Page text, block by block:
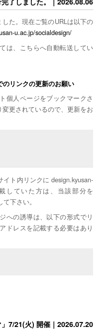
た。現在ご覧のURLは以下の
u.ac.jp/socialdesign/
は、こちらへ自動転送してい
リンクの更新のお願い
個人ページをブックマークさ
更されているので、更新をお
ト内リンクに design.kyusan-
していた方は、当該部分を
下さい。
への誘導は、以下の形式でリ
ドレスを記載する必要はあり
7/21(火) 開催｜2026.07.20